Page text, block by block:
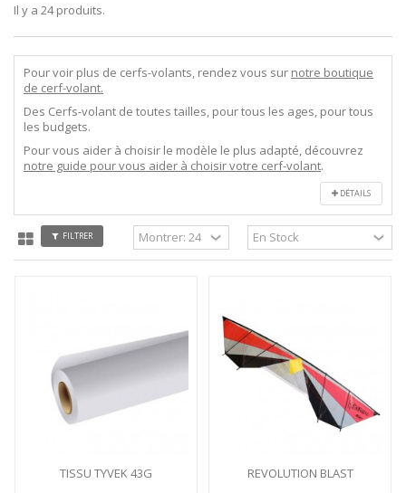
Il y a 24 produits.
Pour voir plus de cerfs-volants, rendez vous sur notre boutique
de cerf-volant.
Des Cerfs-volant de toutes tailles, pour tous les ages, pour tous
les budgets.
Pour vous aider à choisir le modèle le plus adapté, découvrez
notre guide pour vous aider à choisir votre cerf-volant.
DÉTAILS
FILTRER
TISSU TYVEK 43G REVOLUTION BLAST